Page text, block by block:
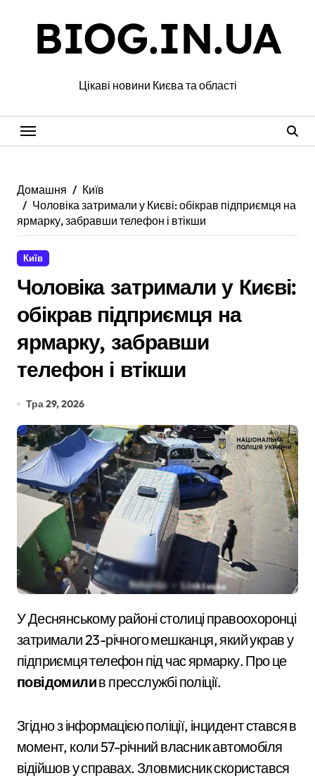
BIOG.IN.UA
Цікаві новини Києва та області
Домашня
Київ
Чоловіка затримали у Києві: обікрав підприємця на
ярмарку, забравши телефон і втікши
Київ
Чоловіка затримали у Києві:
обікрав підприємця на
ярмарку, забравши
телефон і втікши
Тра 29, 2026
У Деснянському районі столиці правоохоронці
затримали 23-річного мешканця, який украв у
підприємця телефон під час ярмарку. Про це
повідомилив пресслужбі поліції.
Згідно з інформацією поліції, інцидент стався в
момент, коли 57-річний власник автомобіля
відійшов у справах. Зловмисник скористався